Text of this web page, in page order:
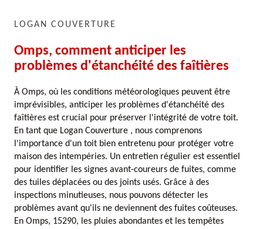
LOGAN COUVERTURE
Omps, comment anticiper les
problèmes d'étanchéité des faîtières
À Omps, où les conditions météorologiques peuvent être
imprévisibles, anticiper les problèmes d'étanchéité des
faîtières est crucial pour préserver l'intégrité de votre toit.
En tant que Logan Couverture , nous comprenons
l'importance d'un toit bien entretenu pour protéger votre
maison des intempéries. Un entretien régulier est essentiel
pour identifier les signes avant-coureurs de fuites, comme
des tuiles déplacées ou des joints usés. Grâce à des
inspections minutieuses, nous pouvons détecter les
problèmes avant qu'ils ne deviennent des fuites coûteuses.
En Omps, 15290, les pluies abondantes et les tempêtes